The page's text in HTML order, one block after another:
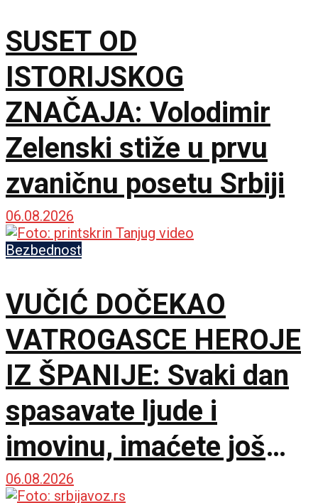
SUSET OD
ISTORIJSKOG
ZNAČAJA: Volodimir
Zelenski stiže u prvu
zvaničnu posetu Srbiji
06.08.2026
Bezbednost
VUČIĆ DOČEKAO
VATROGASCE HEROJE
IZ ŠPANIJE: Svaki dan
spasavate ljude i
imovinu, imaćete još
bolje uslove za rad
06.08.2026